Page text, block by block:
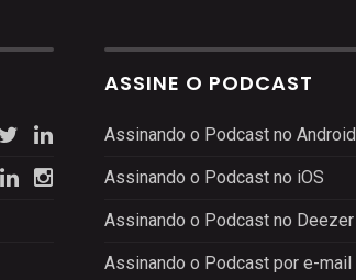
ASSINE O PODCAST
Assinando o Podcast no Android
Assinando o Podcast no iOS
Assinando o Podcast no Deezer
Assinando o Podcast por e-mail